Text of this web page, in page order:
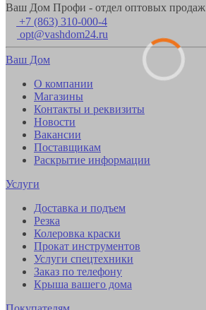
Ваш Дом Профи - отдел оптовых продаж
+7 (863) 310-000-4
opt@vashdom24.ru
Ваш Дом
О компании
Магазины
Контакты и реквизиты
Новости
Вакансии
Поставщикам
Раскрытие информации
Услуги
Доставка и подъем
Резка
Колеровка краски
Прокат инструментов
Услуги спецтехники
Заказ по телефону
Крыша вашего дома